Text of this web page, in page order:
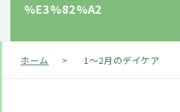
%E3%82%A2
ホーム > 1～2月のデイケア